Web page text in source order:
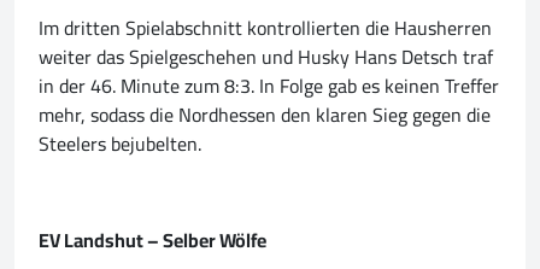
Im dritten Spielabschnitt kontrollierten die Hausherren
weiter das Spielgeschehen und Husky Hans Detsch traf
in der 46. Minute zum 8:3. In Folge gab es keinen Treffer
mehr, sodass die Nordhessen den klaren Sieg gegen die
Steelers bejubelten.
EV Landshut – Selber Wölfe